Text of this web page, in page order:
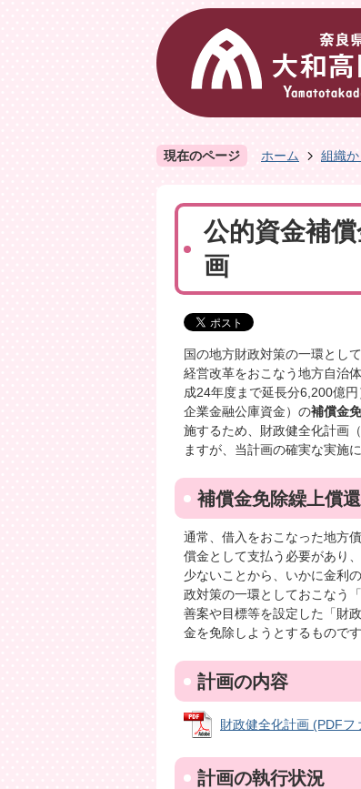
現在のページ ホーム 組織
公的資金補
画
国の地方財政対策の一環とし
経営改革をおこなう地方自治
成24年度まで延長分6,200億
企業金融公庫資金）の補償金
施するため、財政健全化計画
ますが、当計画の確実な実施
補償金免除繰上償
通常、借入をおこなった地方
償金として支払う必要があり
少ないことから、いかに金利
政対策の一環としておこなう
善案や目標等を設定した「財
金を免除しようとするものです
計画の内容
財政健全化計画 (PDFフ
計画の執行状況